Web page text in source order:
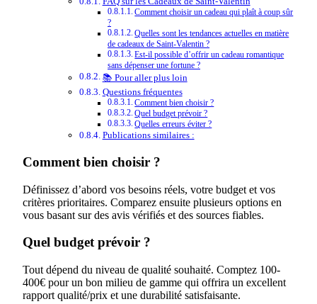
Comment choisir un cadeau qui plaît à coup sûr
?
Quelles sont les tendances actuelles en matière
de cadeaux de Saint-Valentin ?
Est-il possible d’offrir un cadeau romantique
sans dépenser une fortune ?
📚 Pour aller plus loin
Questions fréquentes
Comment bien choisir ?
Quel budget prévoir ?
Quelles erreurs éviter ?
Publications similaires :
Comment bien choisir ?
Définissez d’abord vos besoins réels, votre budget et vos
critères prioritaires. Comparez ensuite plusieurs options en
vous basant sur des avis vérifiés et des sources fiables.
Quel budget prévoir ?
Tout dépend du niveau de qualité souhaité. Comptez 100-
400€ pour un bon milieu de gamme qui offrira un excellent
rapport qualité/prix et une durabilité satisfaisante.